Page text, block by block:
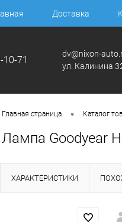
Доставка
10-71
dv@nixon-
ул. Калинина
Главная страница • Каталог
Лампа Goodyear
ХАРАКТЕРИСТИКИ